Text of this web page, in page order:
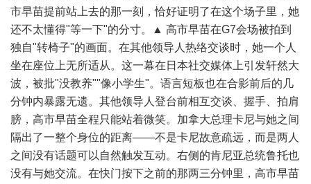
市早苗提前站上去的那一刻，恰好证明了在这个场子里，她
还不太懂得"等一下"的分寸。▲ 高市早苗在G7会场被拍到
独自"转椅子"的画面。在其他领导人热络交谈时，她一个人
坐在座位上无所适从。这一幕在日本社交媒体上引发轩然大
波，被批"没教养""像小学生"。语言短板也在合影前后的几
分钟内暴露无遗。其他领导人登台前相互交谈、握手、拍肩
膀，高市早苗全程只能站着微笑。加拿大总理卡尼与她之间
隔出了一整个身位的距离——不是卡尼故意疏远，而是两人
之间没有话题可以自然触发互动。右侧的肯尼亚总统鲁托也
没有与她交流。在快门按下之前的那两三分钟里，高市早苗